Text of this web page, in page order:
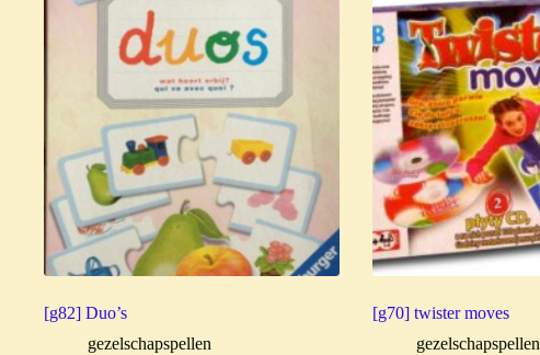
[g82] Duo’s
gezelschapspellen
[g70] twister moves
gezelschapspellen